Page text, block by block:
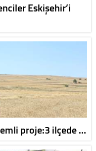
Eskişehir’i
proje:3 ilçede …